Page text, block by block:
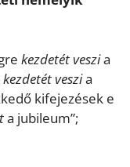
kezdetét veszia
kezdetét veszia
kifejezések e
a jubileum”;